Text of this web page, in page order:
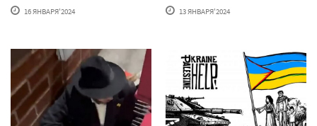
16 ЯНВАРЯ'2024 13 ЯНВАРЯ'2024